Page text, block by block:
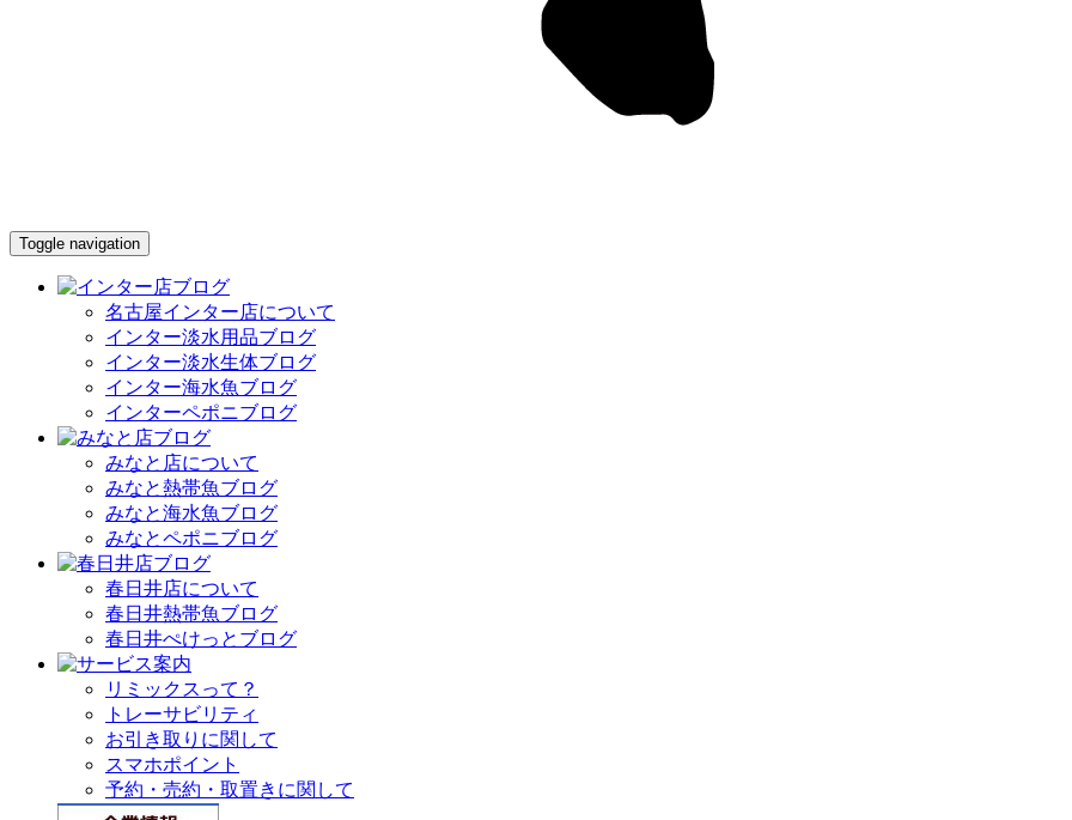
Toggle navigation
名古屋インター店について
インター淡水用品ブログ
インター淡水生体ブログ
インター海水魚ブログ
インターペポニブログ
みなと店について
みなと熱帯魚ブログ
みなと海水魚ブログ
みなとペポニブログ
春日井店について
春日井熱帯魚ブログ
春日井ぺけっとブログ
リミックスって？
トレーサビリティ
お引き取りに関して
スマホポイント
予約・売約・取置きに関して